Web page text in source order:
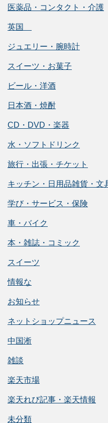
医薬品・コンタクト・介護
英国
ジュエリー・腕時計
スイーツ・お菓子
ビール・洋酒
日本酒・焼酎
CD・DVD・楽器
水・ソフトドリンク
旅行・出張・チケット
キッチン・日用品雑貨・文
学び・サービス・保険
車・バイク
本・雑誌・コミック
スイーツ
情報な
お知らせ
ネットショップニュース
中国淅
雑談
楽天市場
楽天れび記事・楽天情報
未分類